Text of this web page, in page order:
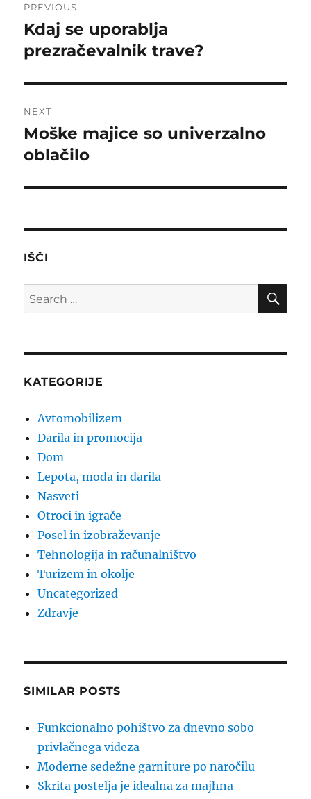
navigation
PREVIOUS
Previous
post:
Kdaj se uporablja
prezračevalnik trave?
NEXT
Next
post:
Moške majice so univerzalno
oblačilo
IŠČI
Search
for:
KATEGORIJE
Avtomobilizem
Darila in promocija
Dom
Lepota, moda in darila
Nasveti
Otroci in igrače
Posel in izobraževanje
Tehnologija in računalništvo
Turizem in okolje
Uncategorized
Zdravje
SIMILAR POSTS
Funkcionalno pohištvo za dnevno sobo
privlačnega videza
Moderne sedežne garniture po naročilu
Skrita postelja je idealna za majhna